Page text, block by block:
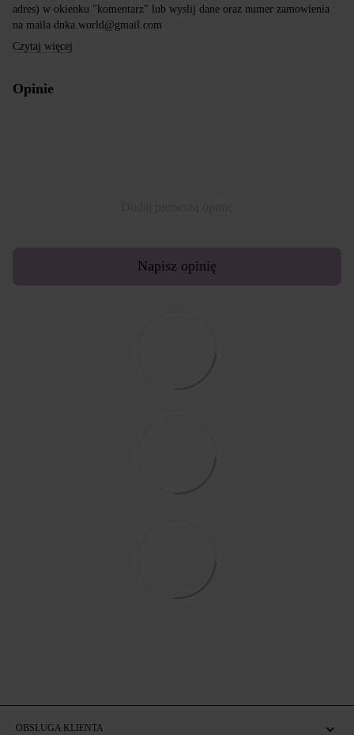
adres) w okienku "komentarz" lub wyslij dane oraz numer zamowienia
na maila dnka.world@gmail.com
Czytaj więcej
Opinie
Napisz opinię
OBSŁUGA KLIENTA